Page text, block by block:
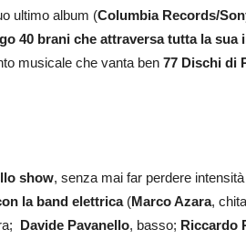
ultimo album (Columbia Records/
40 brani che attraversa tutta la sua
musicale che vanta ben 77 Dischi di
show, senza mai far perdere
la band elettrica(Marco Azara,
Davide Pavanello, basso; Riccardo